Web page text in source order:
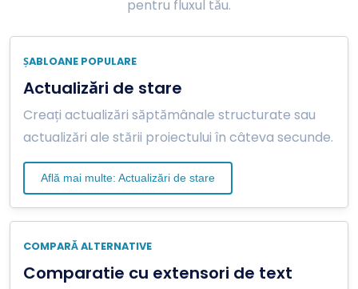
pentru fluxul tău.
ȘABLOANE POPULARE
Actualizări de stare
Creați actualizări săptămânale structurate sau
actualizări ale stării proiectului în câteva secunde.
Află mai multe: Actualizări de stare
COMPARĂ ALTERNATIVE
Comparatie cu extensori de text